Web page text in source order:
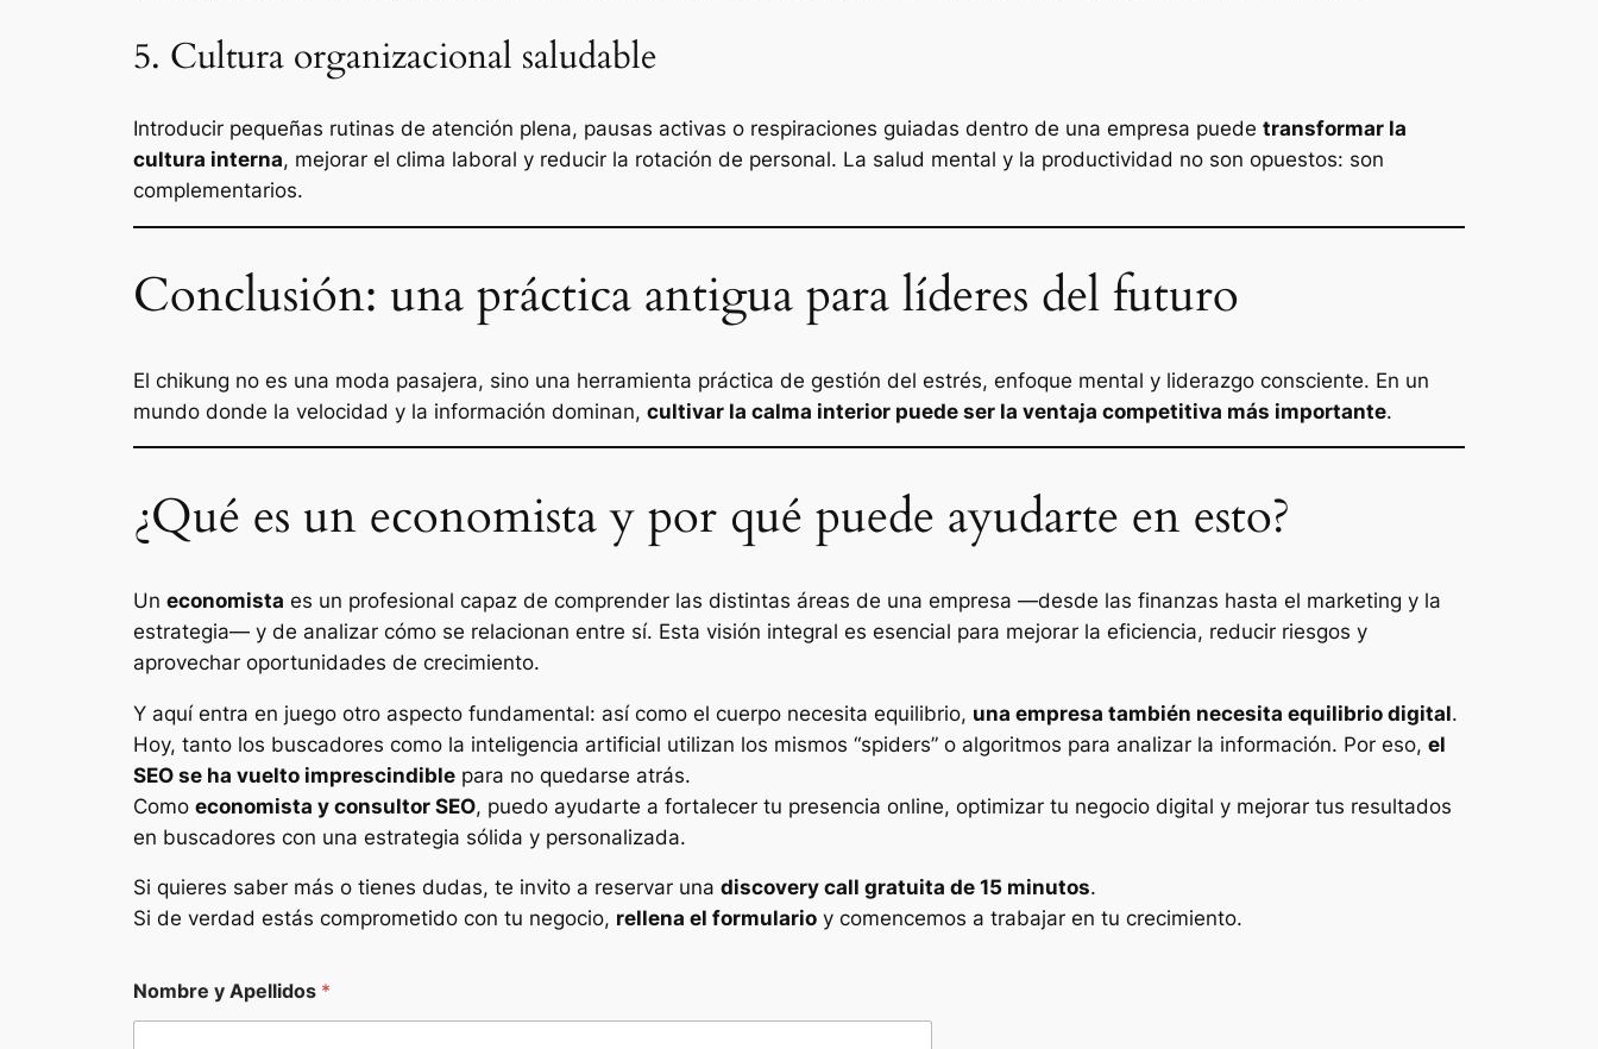
5. Cultura organizacional saludable
Introducir pequeñas rutinas de atención plena, pausas activas o respiraciones guiadas dentro de una empresa puede transformar la
cultura interna, mejorar el clima laboral y reducir la rotación de personal. La salud mental y la productividad no son opuestos: son
complementarios.
Conclusión: una práctica antigua para líderes del futuro
El chikung no es una moda pasajera, sino una herramienta práctica de gestión del estrés, enfoque mental y liderazgo consciente. En un
mundo donde la velocidad y la información dominan, cultivar la calma interior puede ser la ventaja competitiva más importante.
¿Qué es un economista y por qué puede ayudarte en esto?
Un economista es un profesional capaz de comprender las distintas áreas de una empresa —desde las finanzas hasta el marketing y la
estrategia— y de analizar cómo se relacionan entre sí. Esta visión integral es esencial para mejorar la eficiencia, reducir riesgos y
aprovechar oportunidades de crecimiento.
Y aquí entra en juego otro aspecto fundamental: así como el cuerpo necesita equilibrio, una empresa también necesita equilibrio digital.
Hoy, tanto los buscadores como la inteligencia artificial utilizan los mismos “spiders” o algoritmos para analizar la información. Por eso, el
SEO se ha vuelto imprescindible para no quedarse atrás.
Como economista y consultor SEO, puedo ayudarte a fortalecer tu presencia online, optimizar tu negocio digital y mejorar tus resultados
en buscadores con una estrategia sólida y personalizada.
Si quieres saber más o tienes dudas, te invito a reservar una discovery call gratuita de 15 minutos.
Si de verdad estás comprometido con tu negocio, rellena el formulario y comencemos a trabajar en tu crecimiento.
Nombre y Apellidos *